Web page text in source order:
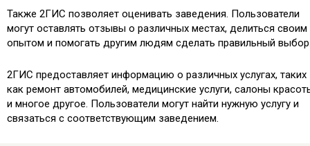
Также 2ГИС позволяет оценивать заведения. Пользователи
могут оставлять отзывы о различных местах, делиться своим
опытом и помогать другим людям сделать правильный
2ГИС предоставляет информацию о различных услугах, таких
как ремонт автомобилей, медицинские услуги, салоны
и многое другое. Пользователи могут найти нужную услугу и
связаться с соответствующим заведением.